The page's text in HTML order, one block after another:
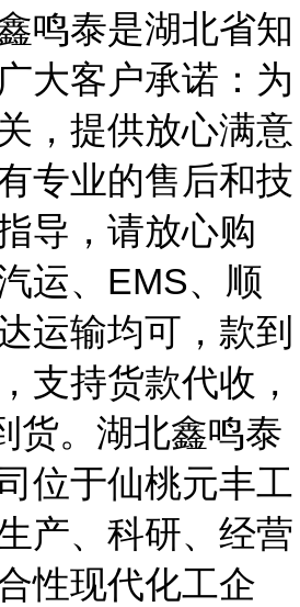
鸣泰是湖北省知
大客户承诺：为
，提供放心满意
专业的售后和技
导，请放心购
运、EMS、顺
运输均可，款到
支持货款代收，
货。湖北鑫鸣泰
位于仙桃元丰工
产、科研、经营
性现代化工企